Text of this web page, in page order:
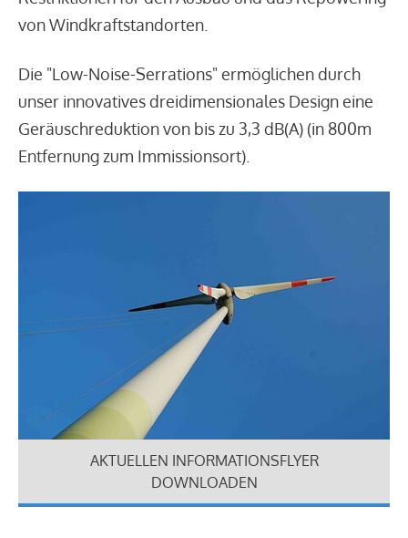
von Windkraftstandorten.
Die "Low-Noise-Serrations" ermöglichen durch
unser innovatives dreidimensionales Design eine
Geräuschreduktion von bis zu 3,3 dB(A) (in 800m
Entfernung zum Immissionsort).
AKTUELLEN INFORMATIONSFLYER
DOWNLOADEN